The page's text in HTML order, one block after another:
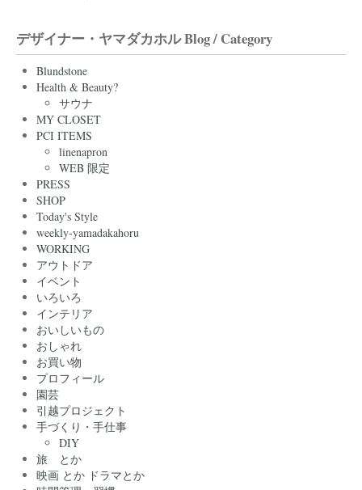
デザイナー・ヤマダカホル Blog / Category
Blundstone
Health & Beauty?
サウナ
MY CLOSET
PCI ITEMS
linenapron
WEB 限定
PRESS
SHOP
Today's Style
weekly-yamadakahoru
WORKING
アウトドア
イベント
いろいろ
インテリア
おいしいもの
おしゃれ
お買い物
プロフィール
園芸
引越プロジェクト
手づくり・手仕事
DIY
旅 とか
映画 とか ドラマとか